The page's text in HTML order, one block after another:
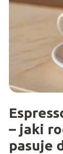
– jaki
pasuje